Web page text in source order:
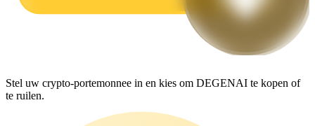
Verdien dagelijks competitieve beloningen
Stel uw crypto-portemonnee in en kies om DEGENAI te kopen of
te ruilen.